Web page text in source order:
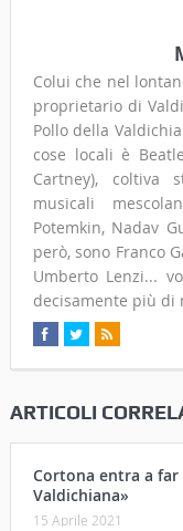
Colui che nel
proprietario di
Pollo della
cose locali è
Cartney), coltiva
musicali
Potemkin, Nadav
però, sono Franco
Umberto Lenzi...
decisamente più di
ARTICOLI
Cortona entra a
Valdichiana»
15 Aprile 2021